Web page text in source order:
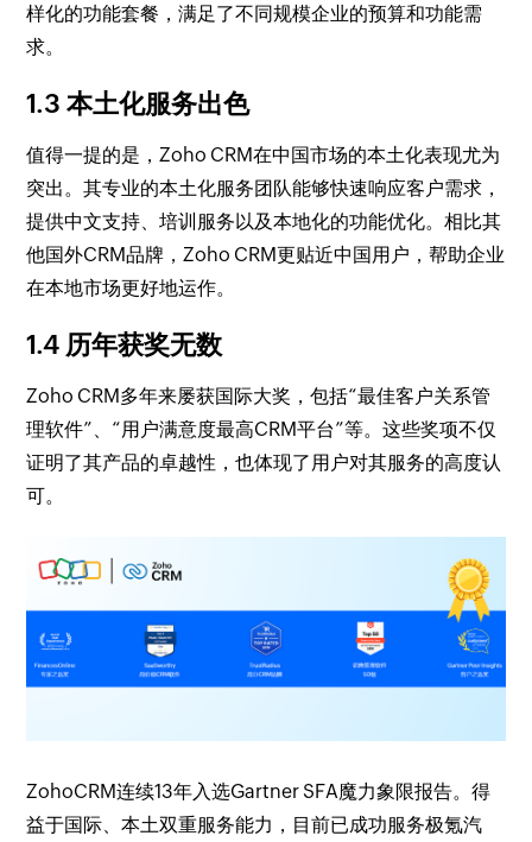
样化的功能套餐，满足了不同规模企业的预算和功能需
求。
1.3 本土化服务出色
值得一提的是，Zoho CRM在中国市场的本土化表现尤为
突出。其专业的本土化服务团队能够快速响应客户需求，
提供中文支持、培训服务以及本地化的功能优化。相比其
他国外CRM品牌，Zoho CRM更贴近中国用户，帮助企业
在本地市场更好地运作。
1.4 历年获奖无数
Zoho CRM多年来屡获国际大奖，包括“最佳客户关系管
理软件”、“用户满意度最高CRM平台”等。这些奖项不仅
证明了其产品的卓越性，也体现了用户对其服务的高度认
可。
ZohoCRM连续13年入选Gartner SFA魔力象限报告。得
益于国际、本土双重服务能力，目前已成功服务极氪汽